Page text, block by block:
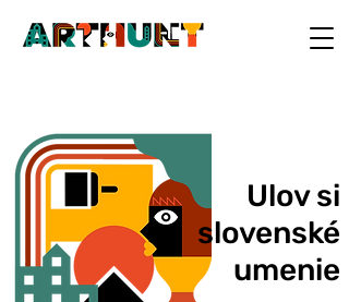
Ulov si
slovenské
umenie